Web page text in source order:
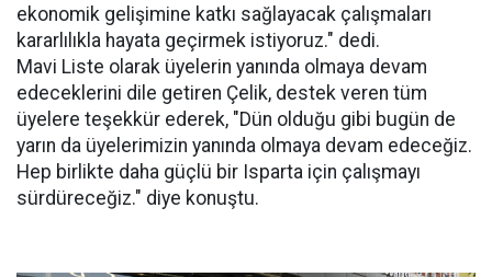
ekonomik gelişimine katkı sağlayacak çalışmaları
kararlılıkla hayata geçirmek istiyoruz." dedi.
Mavi Liste olarak üyelerin yanında olmaya devam
edeceklerini dile getiren Çelik, destek veren tüm
üyelere teşekkür ederek, "Dün olduğu gibi bugün de
yarın da üyelerimizin yanında olmaya devam edeceğiz.
Hep birlikte daha güçlü bir Isparta için çalışmayı
sürdüreceğiz." diye konuştu.